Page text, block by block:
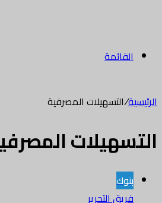
القائمة
الرئيسية/التسهيلات المصرفية
التسهيلات
بنوك
فريق التحرير